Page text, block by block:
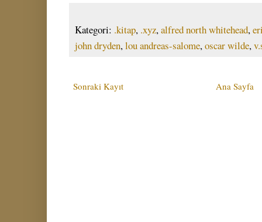
Kategori: .kitap, .xyz,alfred north whitehead,
john dryden,lou andreas-salome,oscar wilde,
Sonraki Kayıt Ana Sayfa